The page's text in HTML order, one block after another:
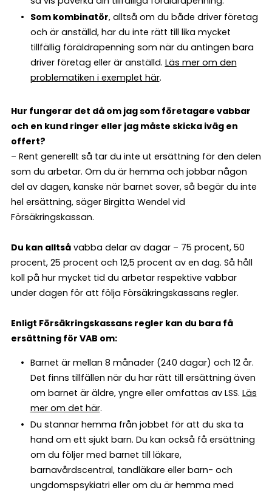
Som kombinatör, alltså om du både driver företag
och är anställd, har du inte rätt till lika mycket
tillfällig föräldrapenning som när du antingen bara
driver företag eller är anställd. Läs mer om den
problematiken i exemplet här.
Hur fungerar det då om jag som företagare vabbar
och en kund ringer eller jag måste skicka iväg en
offert?
– Rent generellt så tar du inte ut ersättning för den delen
som du arbetar. Om du är hemma och jobbar någon
del av dagen, kanske när barnet sover, så begär du inte
hel ersättning, säger Birgitta Wendel vid
Försäkringskassan.
Du kan alltså vabba delar av dagar – 75 procent, 50
procent, 25 procent och 12,5 procent av en dag. Så håll
koll på hur mycket tid du arbetar respektive vabbar
under dagen för att följa Försäkringskassans regler.
Enligt Försäkringskassans regler kan du bara få
ersättning för VAB om:
Barnet är mellan 8 månader (240 dagar) och 12 år.
Det finns tillfällen när du har rätt till ersättning även
om barnet är äldre, yngre eller omfattas av LSS. Läs
mer om det här.
Du stannar hemma från jobbet för att du ska ta
hand om ett sjukt barn. Du kan också få ersättning
om du följer med barnet till läkare,
barnavårdscentral, tandläkare eller barn- och
ungdomspsykiatri eller om du är hemma med